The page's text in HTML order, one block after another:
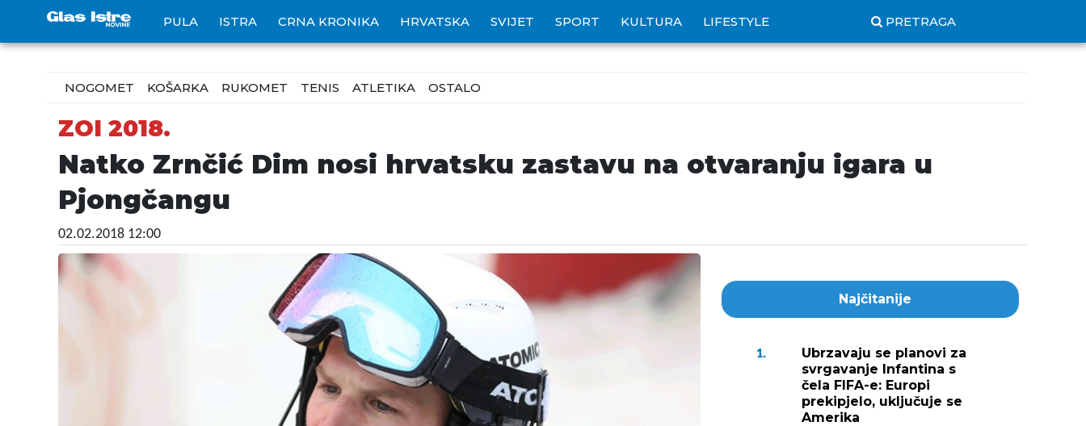
PULA ISTRA CRNA KRONIKA HRVATSKA SVIJET SPORT KULTURA LIFESTYLE PRETRAGA
NOGOMET KOŠARKA RUKOMET TENIS ATLETIKA OSTALO
ZOI 2018.
Natko Zrnčić Dim nosi hrvatsku zastavu na otvaranju igara u
Pjongčangu
02.02.2018 12:00
Najčitanije
1.
Ubrzavaju se planovi za
svrgavanje Infantina s
čela FIFA-e: Europi
prekipjelo, uključuje se
Amerika